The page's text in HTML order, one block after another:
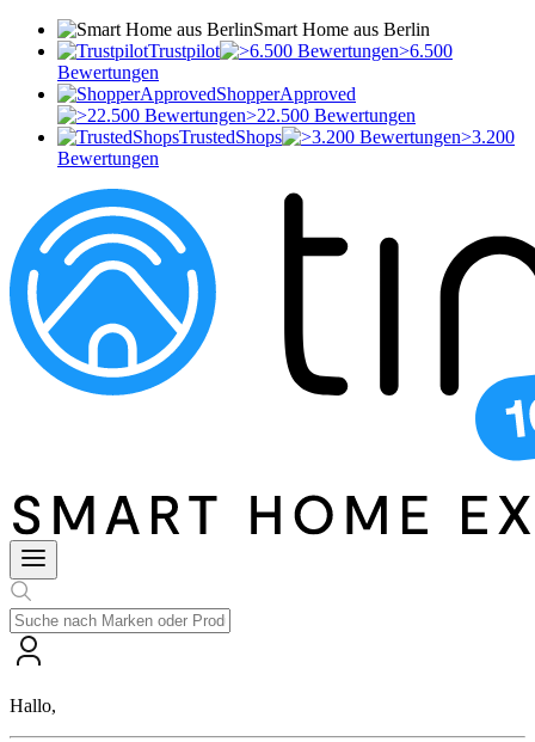
Smart Home aus Berlin
Trustpilot
>6.500
Bewertungen
ShopperApproved
>22.500 Bewertungen
TrustedShops
>3.200
Bewertungen
Hallo,